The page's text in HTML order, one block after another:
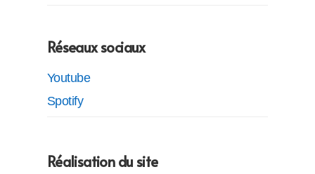
Réseaux sociaux
Youtube
Spotify
Réalisation du site